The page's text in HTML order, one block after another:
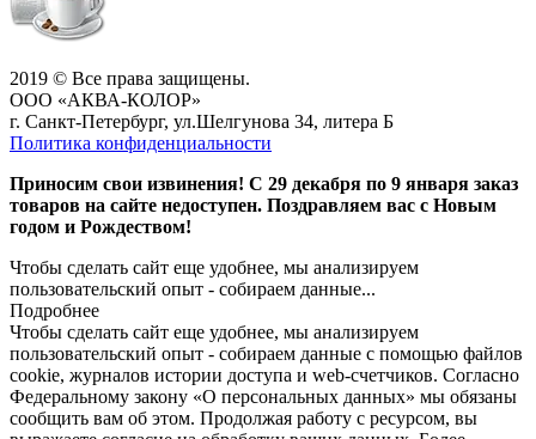
2019 © Все права защищены.
ООО «АКВА-КОЛОР»
г. Санкт-Петербург, ул.Шелгунова 34, литера Б
Политика конфиденциальности
Приносим свои извинения! С 29 декабря по 9 января заказ
товаров на сайте недоступен. Поздравляем вас с Новым
годом и Рождеством!
Чтобы сделать сайт еще удобнее, мы анализируем
пользовательский опыт - собираем данные...
Подробнее
Чтобы сделать сайт еще удобнее, мы анализируем
пользовательский опыт - собираем данные с помощью файлов
cookie, журналов истории доступа и web-счетчиков. Согласно
Федеральному закону «О персональных данных» мы обязаны
сообщить вам об этом. Продолжая работу с ресурсом, вы